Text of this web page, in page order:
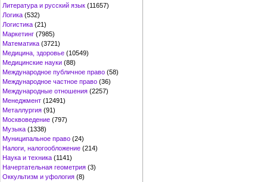
Литература и русский язык (11657)
Логика (532)
Логистика (21)
Маркетинг (7985)
Математика (3721)
Медицина, здоровье (10549)
Медицинские науки (88)
Международное публичное право (58)
Международное частное право (36)
Международные отношения (2257)
Менеджмент (12491)
Металлургия (91)
Москвоведение (797)
Музыка (1338)
Муниципальное право (24)
Налоги, налогообложение (214)
Наука и техника (1141)
Начертательная геометрия (3)
Оккультизм и уфология (8)